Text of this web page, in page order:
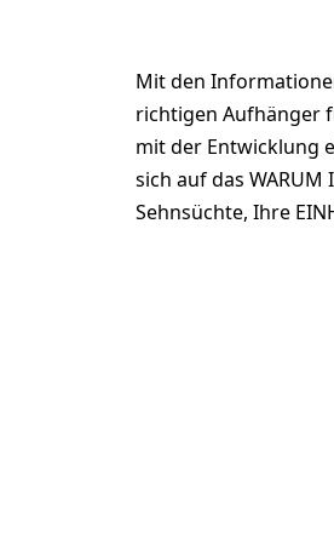
Mit den
richtigen Aufhänger
mit der Entwicklung
sich auf das
Sehnsüchte, Ihre